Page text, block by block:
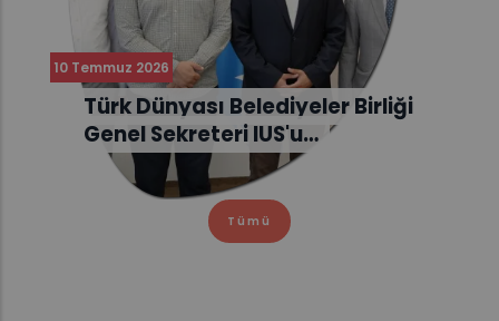
10 Temmuz 2026
Türk Dünyası Belediyeler Birliği
Genel Sekreteri IUS'u…
Tümü